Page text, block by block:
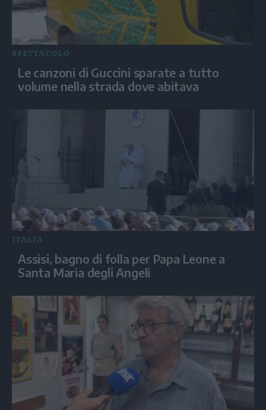
SPETTACOLO
Le canzoni di Guccini sparate a tutto
volume nella strada dove abitava
ITALIA
Assisi, bagno di folla per Papa Leone a
Santa Maria degli Angeli